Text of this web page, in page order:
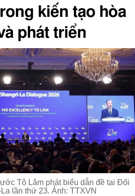
kiến tạo hòa
phát triển
Tô Lâm phát biểu dẫn đề tại Đối
lần thứ 23. Ảnh: TTXVN